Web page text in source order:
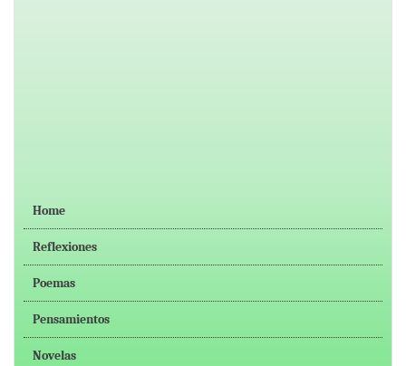
Home
Reflexiones
Poemas
Pensamientos
Novelas